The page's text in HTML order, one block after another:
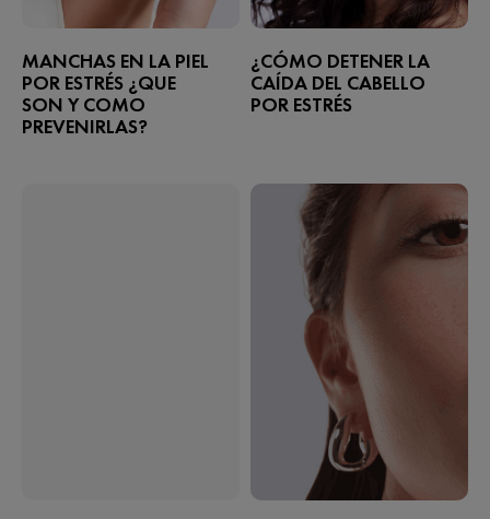
MANCHAS EN LA PIEL
POR ESTRÉS ¿QUE
SON Y COMO
PREVENIRLAS?
¿CÓMO DETENER LA
CAÍDA DEL CABELLO
POR ESTRÉS​